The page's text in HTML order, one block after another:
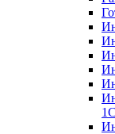
1С